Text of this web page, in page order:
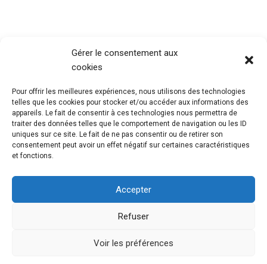
Gérer le consentement aux
cookies
Pour offrir les meilleures expériences, nous utilisons des technologies
telles que les cookies pour stocker et/ou accéder aux informations des
appareils. Le fait de consentir à ces technologies nous permettra de
traiter des données telles que le comportement de navigation ou les ID
uniques sur ce site. Le fait de ne pas consentir ou de retirer son
consentement peut avoir un effet négatif sur certaines caractéristiques
et fonctions.
Accepter
Refuser
Voir les préférences